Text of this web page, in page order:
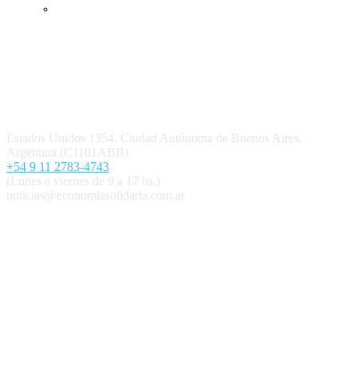
Estados Unidos 1354, Ciudad Autónoma de Buenos Aires,
Argentina (C1101ABB)
+54 9 11 2783-4743
(Lunes a viernes de 9 a 17 hs.)
noticias@economiasolidaria.com.ar